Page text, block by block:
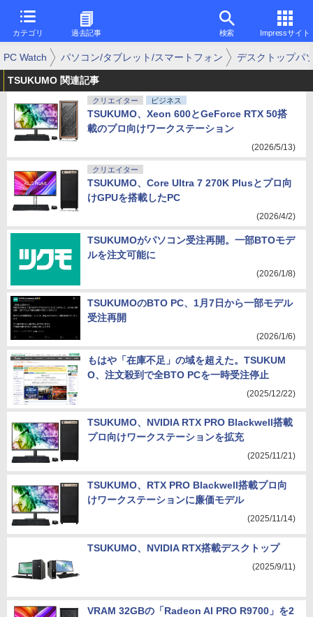
カテゴリ 過去記事 検索 Impressサイト
PC Watch パソコン/タブレット/スマートフォン デスクトップパ
TSUKUMO 関連記事
クリエイター ビジネス
TSUKUMO、Xeon 600とGeForce RTX 50搭
載のプロ向けワークステーション
(2026/5/13)
クリエイター
TSUKUMO、Core Ultra 7 270K Plusとプロ向
けGPUを搭載したPC
(2026/4/2)
TSUKUMOがパソコン受注再開。一部BTOモデ
ルを注文可能に
(2026/1/8)
TSUKUMOのBTO PC、1月7日から一部モデル
受注再開
(2026/1/6)
もはや「在庫不足」の域を超えた。TSUKUM
O、注文殺到で全BTO PCを一時受注停止
(2025/12/22)
TSUKUMO、NVIDIA RTX PRO Blackwell搭載
プロ向けワークステーションを拡充
(2025/11/21)
TSUKUMO、RTX PRO Blackwell搭載プロ向
けワークステーションに廉価モデル
(2025/11/14)
TSUKUMO、NVIDIA RTX搭載デスクトップ
(2025/9/11)
VRAM 32GBの「Radeon AI PRO R9700」を2